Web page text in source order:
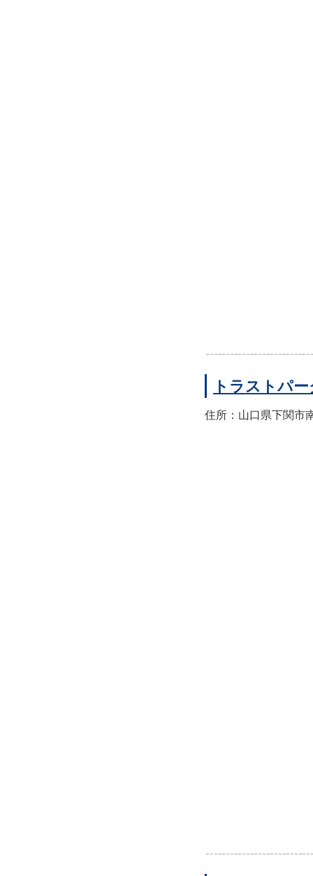
トラストパ
住所：山口県下関市